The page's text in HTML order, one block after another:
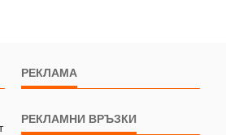
РЕКЛАМА
РЕКЛАМНИ ВРЪЗКИ